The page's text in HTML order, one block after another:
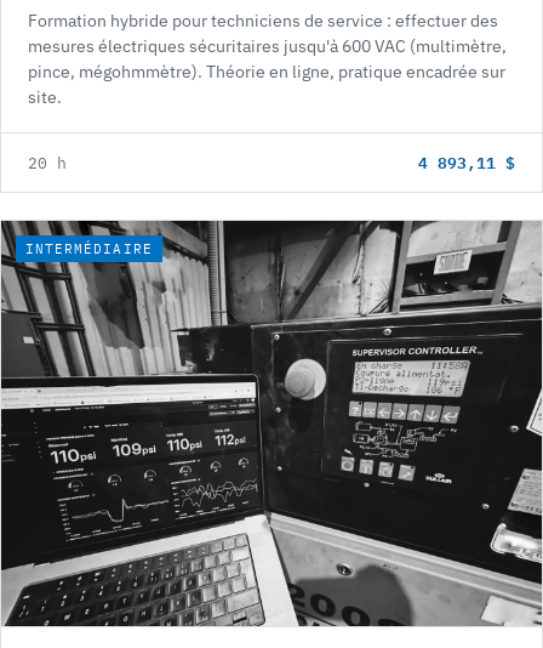
Formation hybride pour techniciens de service : effectuer des
mesures électriques sécuritaires jusqu'à 600 VAC (multimètre,
pince, mégohmmètre). Théorie en ligne, pratique encadrée sur
site.
20 h 4 893,11 $
INTERMÉDIAIRE